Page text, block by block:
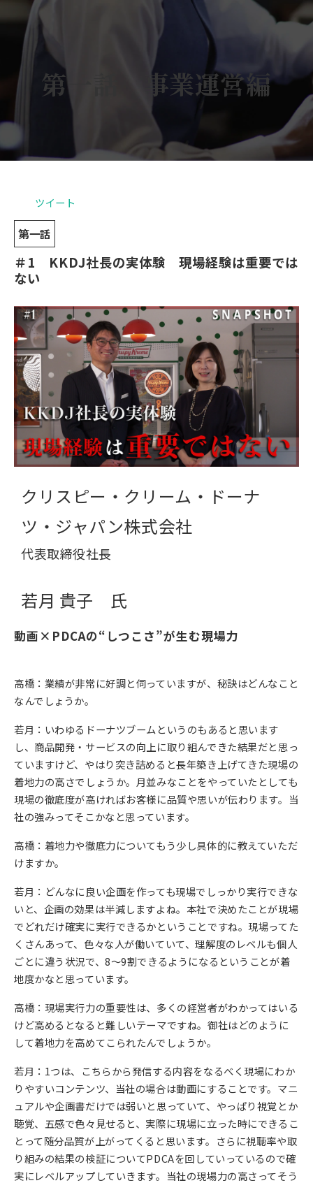
第一話　事業運営編
ツイート
第一話
＃1　KKDJ社長の実体験　現場経験は重要では
ない
クリスピー・クリーム・ドーナ
ツ・ジャパン株式会社
代表取締役社長
若月 貴子 氏
動画×PDCAの“しつこさ”が生む現場力
高橋：業績が非常に好調と伺っていますが、秘訣はどんなこと
なんでしょうか。
若月：いわゆるドーナツブームというのもあると思います
し、商品開発・サービスの向上に取り組んできた結果だと思っ
ていますけど、やはり突き詰めると長年築き上げてきた現場の
着地力の高さでしょうか。月並みなことをやっていたとしても
現場の徹底度が高ければお客様に品質や思いが伝わります。当
社の強みってそこかなと思っています。
高橋：着地力や徹底力についてもう少し具体的に教えていただ
けますか。
若月：どんなに良い企画を作っても現場でしっかり実行できな
いと、企画の効果は半減しますよね。本社で決めたことが現場
でどれだけ確実に実行できるかということですね。現場ってた
くさんあって、色々な人が働いていて、理解度のレベルも個人
ごとに違う状況で、8～9割できるようになるということが着
地度かなと思っています。
高橋：現場実行力の重要性は、多くの経営者がわかってはいる
けど高めるとなると難しいテーマですね。御社はどのように
して着地力を高めてこられたんでしょうか。
若月：1つは、こちらから発信する内容をなるべく現場にわか
りやすいコンテンツ、当社の場合は動画にすることです。マニ
ュアルや企画書だけでは弱いと思っていて、やっぱり視覚とか
聴覚、五感で色々見せると、実際に現場に立った時にできるこ
とって随分品質が上がってくると思います。さらに視聴率や取
り組みの結果の検証についてPDCAを回していっているので確
実にレベルアップしていきます。当社の現場力の高さってそう